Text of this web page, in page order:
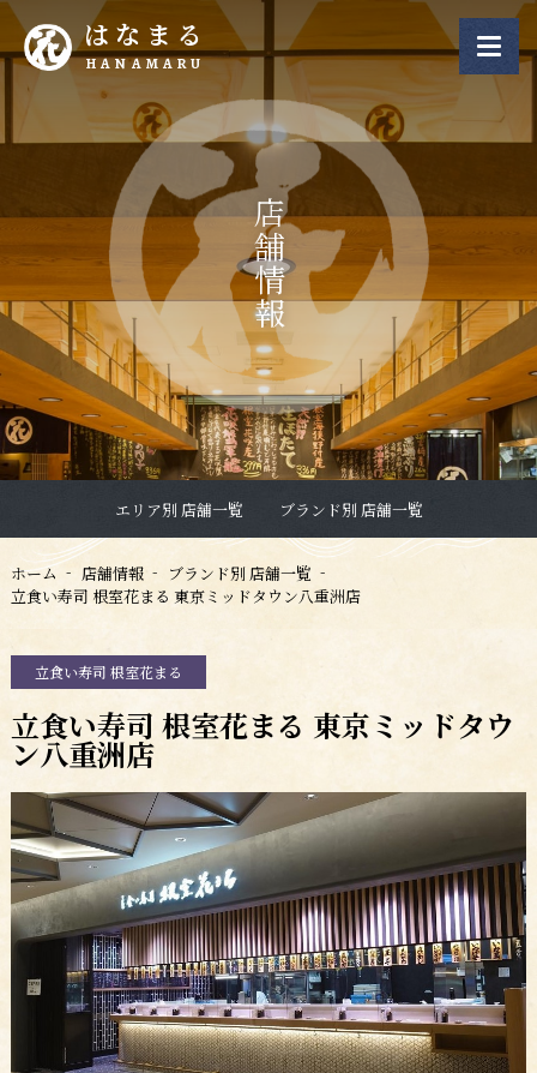
はなまる
HANAMARU
店舗情報
エリア別 店舗一覧 ブランド別 店舗一覧
ホーム 店舗情報
ブランド別 店舗一覧
立食い寿司 根室花まる 東京ミッドタウン八重洲店
立食い寿司 根室花まる 東京ミッドタウ
ン八重洲店
立食い寿司 根室花まる